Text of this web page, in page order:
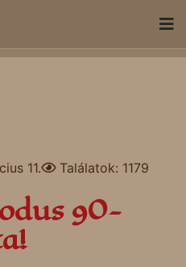
11. Találatok: 1179
90-